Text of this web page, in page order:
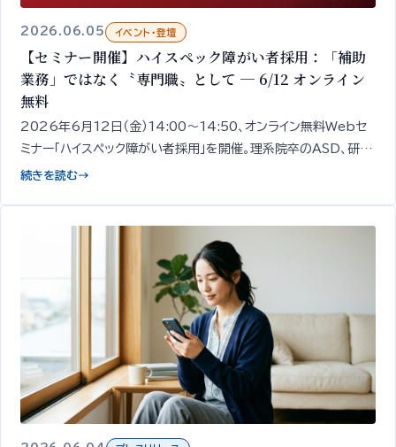
2026.06.05 イベント・登壇
【セミナー開催】ハイスペック障がい者採用：「補助
業務」ではなく〝専門職〟として ─ 6/12 オンライン
無料
2026年6月12日（金）14:00〜14:50、オンライン無料Webセ
ミナー「ハイスペック障がい者採用」を開催。理系院卒のASD、研究
職経験のうつ病など、スキルと専門性を持つ障がい者を「補助業
見をもとに専門家が50分で整理してお伝えします。
続きを読む→